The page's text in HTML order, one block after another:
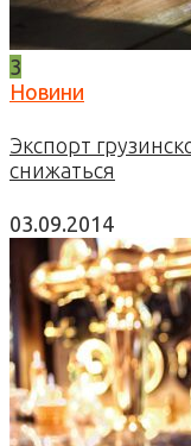
3
Новини
Экспорт
снижаться
03.09.2014